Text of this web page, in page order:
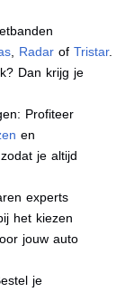
Radar ofTristar.
Dan krijg je
Profiteer
en
je altijd
experts
het kiezen
jouw auto
je